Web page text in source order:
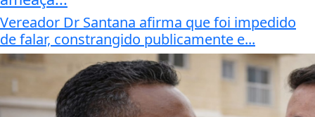
Vereador Dr Santana afirma que foi impedido
de falar, constrangido publicamente e...